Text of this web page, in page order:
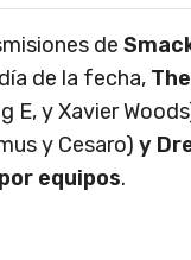
de
de la fecha,
E, y Xavier
y Cesaro) y
equipos.